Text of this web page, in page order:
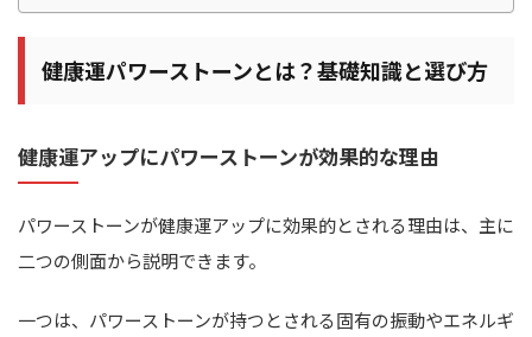
健康運パワーストーンとは？基礎知識と選び方
健康運アップにパワーストーンが効果的な理由
パワーストーンが健康運アップに効果的とされる理由は、主に
二つの側面から説明できます。
一つは、パワーストーンが持つとされる固有の振動やエネルギ